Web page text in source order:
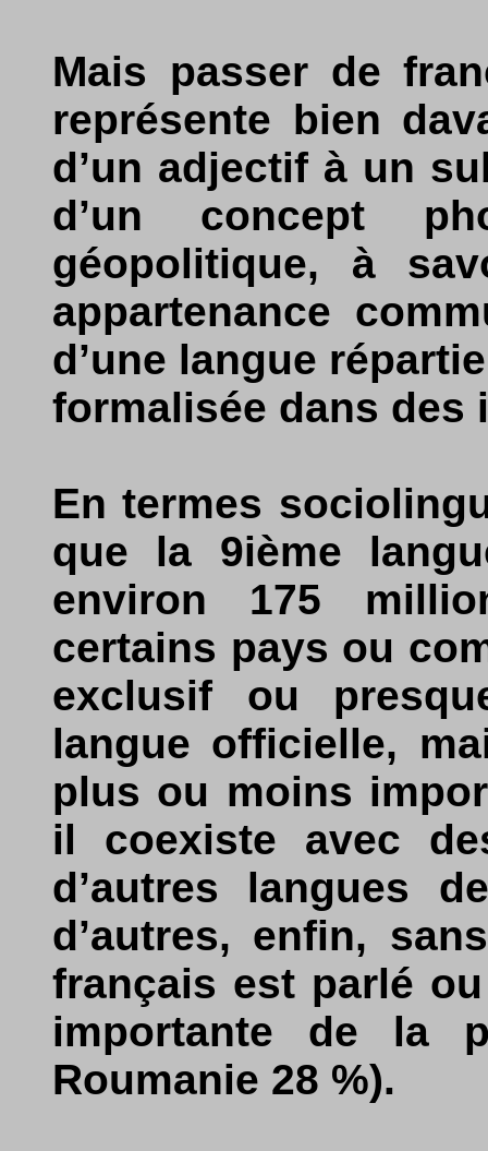
Mais passer de
représente bien
d’un adjectif à un
d’un concept
géopolitique, à
appartenance
d’une langue
formalisée dans des
En termes
que la 9ième
environ 175
certains pays ou
exclusif ou
langue officielle,
plus ou moins
il coexiste avec
d’autres langues
d’autres, enfin,
français est parlé
importante de la
Roumanie 28 %).